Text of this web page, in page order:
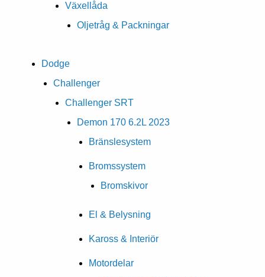
Växellåda
Oljetråg & Packningar
Dodge
Challenger
Challenger SRT
Demon 170 6.2L 2023
Bränslesystem
Bromssystem
Bromskivor
El & Belysning
Kaross & Interiör
Motordelar